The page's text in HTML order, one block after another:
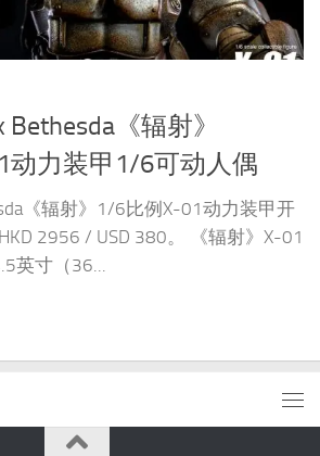
Bethesda《辐射》
动力装甲1/6可动人偶
《辐射》1/6比例X-01动力装甲开
2956 / USD 380。 《辐射》X-01
英寸（36...